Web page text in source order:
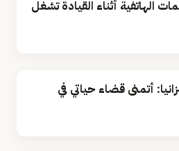
الهاتفية أثناء القيادة تشغل
أتمنى قضاء حياتي في